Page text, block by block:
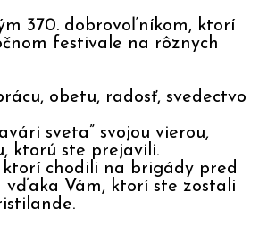
370. dobrovoľníkom, ktorí
festivale na rôznych
obetu, radosť, svedectvo
sveta” svojou vierou,
ktorú ste prejavili.
chodili na brigády pred
vďaka Vám, ktorí ste zostali